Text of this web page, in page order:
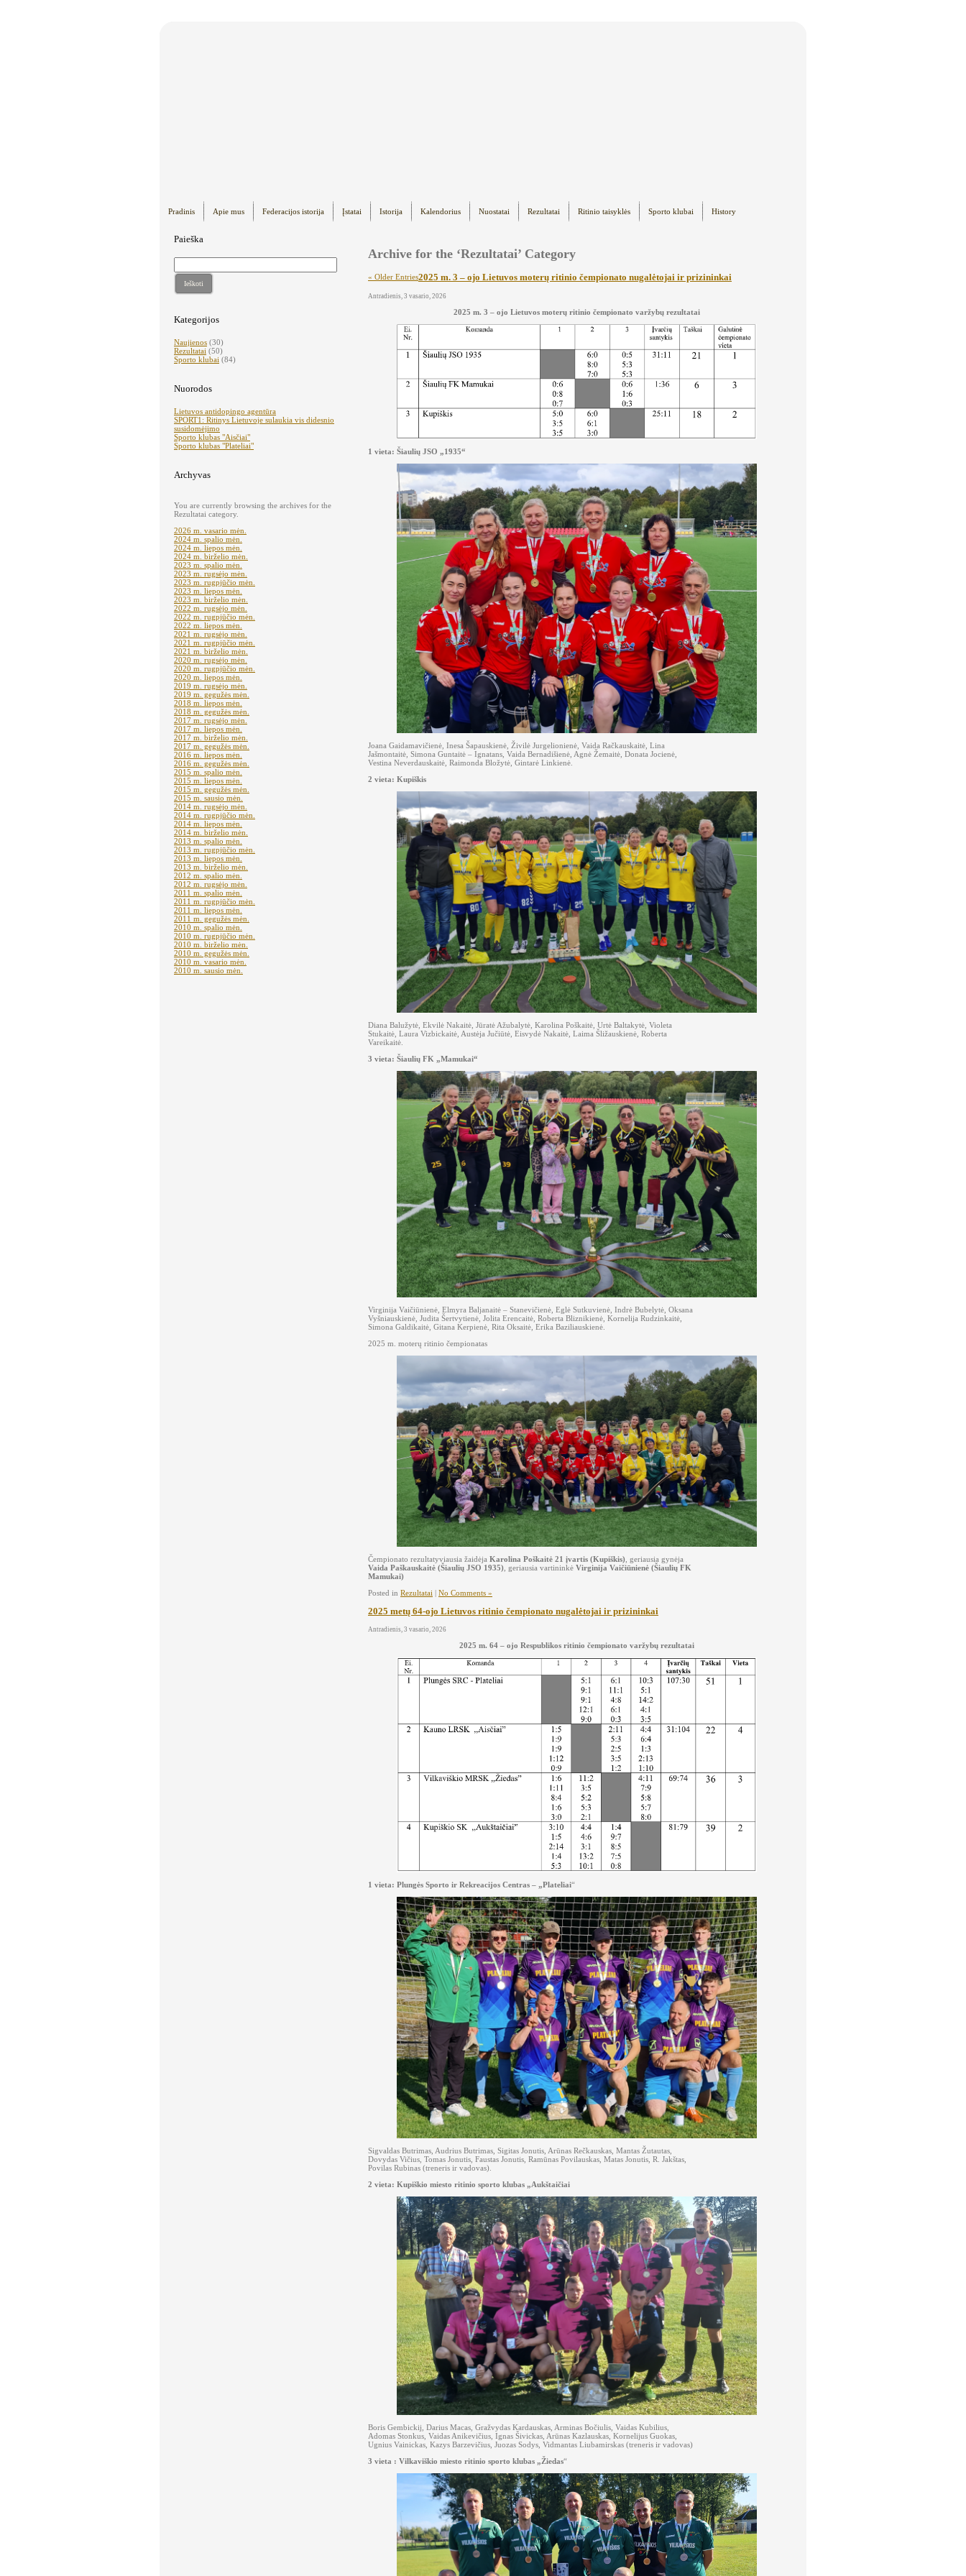
Pradinis Apie mus Federacijos istorija Įstatai Istorija Kalendorius Nuostatai Rezultatai Ritinio taisyklės Sporto klubai History
Paieška
Ieškoti
Kategorijos
Naujienos (30)
Rezultatai (50)
Sporto klubai (84)
Nuorodos
Lietuvos antidopingo agentūra
SPORT1: Ritinys Lietuvoje sulaukia vis didesnio
susidomėjimo
Sporto klubas "Aisčiai"
Sporto klubas "Plateliai"
Archyvas
You are currently browsing the archives for the
Rezultatai category.
2026 m. vasario mėn.
2024 m. spalio mėn.
2024 m. liepos mėn.
2024 m. birželio mėn.
2023 m. spalio mėn.
2023 m. rugsėjo mėn.
2023 m. rugpjūčio mėn.
2023 m. liepos mėn.
2023 m. birželio mėn.
2022 m. rugsėjo mėn.
2022 m. rugpjūčio mėn.
2022 m. liepos mėn.
2021 m. rugsėjo mėn.
2021 m. rugpjūčio mėn.
2021 m. birželio mėn.
2020 m. rugsėjo mėn.
2020 m. rugpjūčio mėn.
2020 m. liepos mėn.
2019 m. rugsėjo mėn.
2019 m. gegužės mėn.
2018 m. liepos mėn.
2018 m. gegužės mėn.
2017 m. rugsėjo mėn.
2017 m. liepos mėn.
2017 m. birželio mėn.
2017 m. gegužės mėn.
2016 m. liepos mėn.
2016 m. gegužės mėn.
2015 m. spalio mėn.
2015 m. liepos mėn.
2015 m. gegužės mėn.
2015 m. sausio mėn.
2014 m. rugsėjo mėn.
2014 m. rugpjūčio mėn.
2014 m. liepos mėn.
2014 m. birželio mėn.
2013 m. spalio mėn.
2013 m. rugpjūčio mėn.
2013 m. liepos mėn.
2013 m. birželio mėn.
2012 m. spalio mėn.
2012 m. rugsėjo mėn.
2011 m. spalio mėn.
2011 m. rugpjūčio mėn.
2011 m. liepos mėn.
2011 m. gegužės mėn.
2010 m. spalio mėn.
2010 m. rugpjūčio mėn.
2010 m. birželio mėn.
2010 m. gegužės mėn.
2010 m. vasario mėn.
2010 m. sausio mėn.
Archive for the ‘Rezultatai’ Category
« Older Entries2025 m. 3 – ojo Lietuvos moterų ritinio čempionato nugalėtojai ir prizininkai
Antradienis, 3 vasario, 2026
2025 m. 3 – ojo Lietuvos moterų ritinio čempionato varžybų rezultatai
1 vieta: Šiaulių JSO „1935“
Joana Gaidamavičienė, Inesa Šapauskienė, Živilė Jurgelionienė, Vaida Račkauskaitė, Lina
Jašmontaitė, Simona Guntaitė – Ignatans, Vaida Bernadišienė, Agnė Žemaitė, Donata Jocienė,
Vestina Neverdauskaitė, Raimonda Bložytė, Gintarė Linkienė.
2 vieta: Kupiškis
Diana Balužytė, Ekvilė Nakaitė, Jūratė Ažubalytė, Karolina Poškaitė, Urtė Baltakytė, Violeta
Stukaitė, Laura Vizbickaitė, Austėja Jučiūtė, Eisvydė Nakaitė, Laima Šližauskienė, Roberta
Vareikaitė.
3 vieta: Šiaulių FK „Mamukai“
Virginija Vaičiūnienė, Elmyra Baljanaitė – Stanevičienė, Eglė Sutkuvienė, Indrė Bubelytė, Oksana
Vyšniauskienė, Judita Šertvytienė, Jolita Erencaitė, Roberta Bliznikienė, Kornelija Rudzinkaitė,
Simona Galdikaitė, Gitana Kerpienė, Rita Oksaitė, Erika Baziliauskienė.
2025 m. moterų ritinio čempionatas
Čempionato rezultatyviausia žaidėja Karolina Poškaitė 21 įvartis (Kupiškis) , geriausia gynėja
Vaida Paškauskaitė (Šiaulių JSO 1935) , geriausia vartininkė Virginija Vaičiūnienė (Šiaulių FK
Mamukai)
Posted in Rezultatai | No Comments »
2025 metų 64-ojo Lietuvos ritinio čempionato nugalėtojai ir prizininkai
Antradienis, 3 vasario, 2026
2025 m. 64 – ojo Respublikos ritinio čempionato varžybų rezultatai
1 vieta: Plungės Sporto ir Rekreacijos Centras – „Plateliai“
Sigvaldas Butrimas, Audrius Butrimas, Sigitas Jonutis, Arūnas Rečkauskas, Mantas Žutautas,
Dovydas Vičius, Tomas Jonutis, Faustas Jonutis, Ramūnas Povilauskas, Matas Jonutis, R. Jakštas,
Povilas Rubinas (treneris ir vadovas).
2 vieta: Kupiškio miesto ritinio sporto klubas „Aukštaičiai
Boris Gembickij, Darius Macas, Gražvydas Kardauskas, Arminas Bočiulis, Vaidas Kubilius,
Adomas Stonkus, Vaidas Anikevičius, Ignas Šivickas, Arūnas Kazlauskas, Kornelijus Guokas,
Ugnius Vainickas, Kazys Barzevičius, Juozas Sodys, Vidmantas Liubamirskas (treneris ir vadovas)
3 vieta : Vilkaviškio miesto ritinio sporto klubas „Žiedas“